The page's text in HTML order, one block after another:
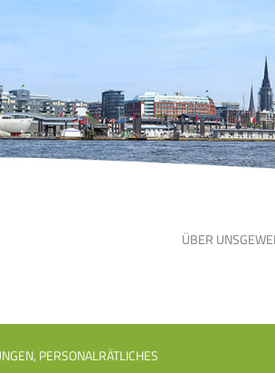
ÜBER UNS
PERSONALRÄTLICHES